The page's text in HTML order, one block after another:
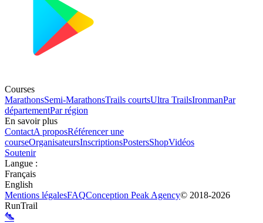
Courses
MarathonsSemi-MarathonsTrails courtsUltra TrailsIronmanPar
départementPar région
En savoir plus
ContactA proposRéférencer une
courseOrganisateursInscriptionsPostersShopVidéos
Soutenir
Langue :
Français
English
Mentions légalesFAQConception Peak Agency© 2018-2026
RunTrail